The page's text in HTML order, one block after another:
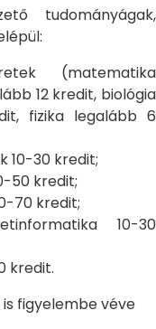
tudományágak,
(matematika
12 kredit, biológia
fizika legalább 6
10-30 kredit;
50 kredit;
70 kredit;
10-30
kredit.
is figyelembe véve